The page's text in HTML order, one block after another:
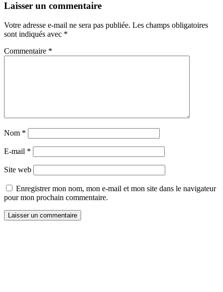
Laisser un commentaire
Votre adresse e-mail ne sera pas publiée. Les champs obligatoires
sont indiqués avec *
Commentaire *
Nom *
E-mail *
Site web
Enregistrer mon nom, mon e-mail et mon site dans le navigateur
pour mon prochain commentaire.